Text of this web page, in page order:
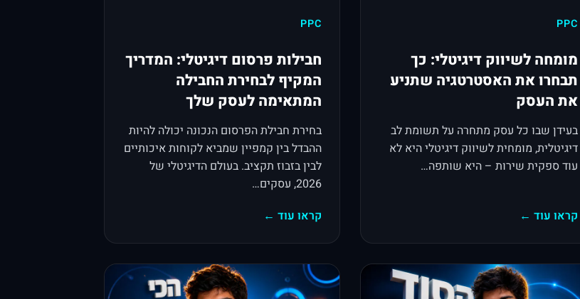
PPC
מומחה לשיווק דיגיטלי: כך
תבחרו את האסטרטגיה שתניע
את העסק
בעידן שבו כל עסק מתחרה על תשומת לב
דיגיטלית, מומחית לשיווק דיגיטלי היא לא
עוד ספקית שירות – היא שותפה…
קראו עוד ←
PPC
חבילות פרסום דיגיטלי: המדריך
המקיף לבחירת החבילה
המתאימה לעסק שלך
בחירת חבילת הפרסום הנכונה יכולה להיות
ההבדל בין קמפיין שמביא לקוחות איכותיים
לבין בזבוז תקציב. בעולם הדיגיטלי של
2026, עסקים…
קראו עוד ←